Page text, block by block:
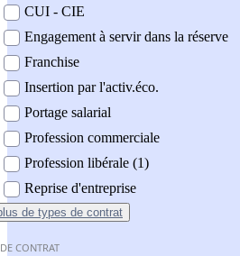
CUI - CIE
Engagement à servir dans la réserve
Franchise
Insertion par l'activ.éco.
Portage salarial
Profession commerciale
Profession libérale (1)
Reprise d'entreprise
de types de contrat
CONTRAT